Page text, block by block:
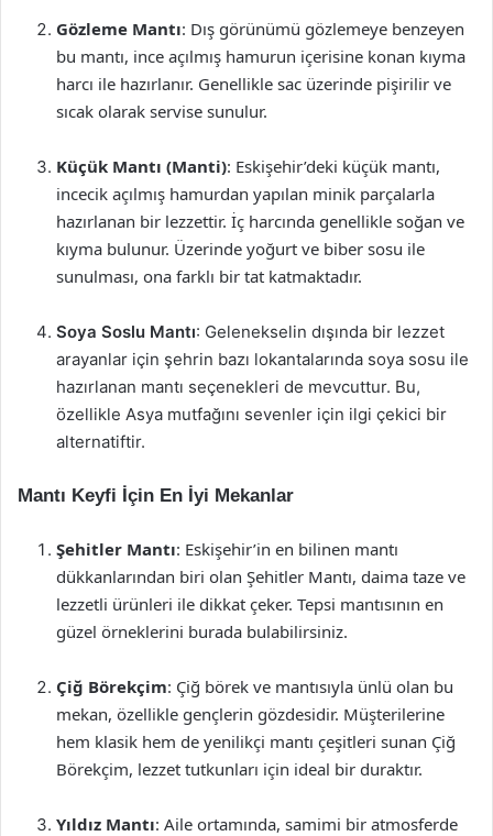
Gözleme Mantı: Dış görünümü gözlemeye benzeyen
bu mantı, ince açılmış hamurun içerisine konan kıyma
harcı ile hazırlanır. Genellikle sac üzerinde pişirilir ve
sıcak olarak servise sunulur.
Küçük Mantı (Manti): Eskişehir’deki küçük mantı,
incecik açılmış hamurdan yapılan minik parçalarla
hazırlanan bir lezzettir. İç harcında genellikle soğan ve
kıyma bulunur. Üzerinde yoğurt ve biber sosu ile
sunulması, ona farklı bir tat katmaktadır.
Soya Soslu Mantı: Gelenekselin dışında bir lezzet
arayanlar için şehrin bazı lokantalarında soya sosu ile
hazırlanan mantı seçenekleri de mevcuttur. Bu,
özellikle Asya mutfağını sevenler için ilgi çekici bir
alternatiftir.
Mantı Keyfi İçin En İyi Mekanlar
Şehitler Mantı: Eskişehir’in en bilinen mantı
dükkanlarından biri olan Şehitler Mantı, daima taze ve
lezzetli ürünleri ile dikkat çeker. Tepsi mantısının en
güzel örneklerini burada bulabilirsiniz.
Çiğ Börekçim: Çiğ börek ve mantısıyla ünlü olan bu
mekan, özellikle gençlerin gözdesidir. Müşterilerine
hem klasik hem de yenilikçi mantı çeşitleri sunan Çiğ
Börekçim, lezzet tutkunları için ideal bir duraktır.
Yıldız Mantı: Aile ortamında, samimi bir atmosferde